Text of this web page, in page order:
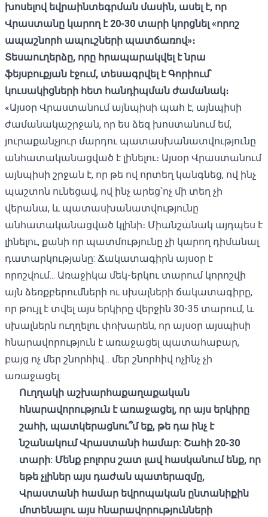
խոսելով եվրաինտեգրման մասին, ասել է, որ
Վրաստանը կարող է 20-30 տարի կորցնել «որոշ
ապաշնորհ ապուշների պատճառով»։
Տեսաուղերձը, որը հրապարակվել էնրա
ֆեյսբուքյան էջում, տեսագրվել էԳորիում՝
կուսակիցների հետ հանդիպման ժամանակ։
«Այսօր Վրաստանում այնպիսի պահ է, այնպիսի
ժամանակաշրջան, որ ես ձեզ խոստանում եմ,
յուրաքանչյուր մարդու պատասխանատվությունը
անհատականացված է լինելու։ Այսօր Վրաստանում
այնպիսի շրջան է, որ թե ով որտեղ կանգնեց, ով ինչ
պաշտոն ունեցավ, ով ինչ արեց՝ոչ մի տեղ չի
վերանա, և պատասխանատվությունը
անհատականացված կլինի։ Միանշանակ այդպես է
լինելու, քանի որ պատմությունը չի կարող դիմանալ
դատարկությանը: Ճակատագիրն այսօր է
որոշվում... Առաջիկա մեկ-երկու տարում կորոշվի
այն ձեռքբերումների ու սխալների ճակատագիրը,
որ թույլ է տվել այս երկիրը վերջին 30-35 տարում, և
սխալներն ուղղելու փոխարեն, որ այսօր այսպիսի
հնարավորություն է առաջացել պատահաբար,
բայց ոչ մեր շնորհիվ... մեր շնորհիվ ոչինչ չի
առաջացել:
Ուղղակի աշխարհաքաղաքական
հնարավորություն է առաջացել, որ այս երկիրը
շահի, պատկերացնու՞մ եք, թե դա ինչ է
նշանակում Վրաստանի համար: Շահի 20-30
տարի: Մենք բոլորս շատ լավ հասկանում ենք, որ
եթե չլիներ այս դաժան պատերազմը,
Վրաստանի համար եվրոպական ընտանիքին
մոտենալու այս հնարավորությունների